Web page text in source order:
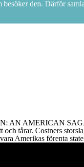
den. Därför
AN AMERICAN
tårar. Costners
Amerikas förenta